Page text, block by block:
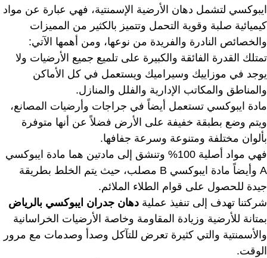
ايبوكسي لتشمل دهان الأرضية الإسمنتية، فهي عبارة عن مواد
كيميائية صلبة وقوية التحمل وتتميز بالكثير من المميزات
والخصائص النادرة والفريدة من نوعها، ومن أهمها الآتي:
تمتلك القدرة الفائقة والكبيرة على تلميع جميع الأرضيات ولا
يوجد في موزاييك وسيراميك ويستعمل في كل الأماكن
والمناطق والمكاتب الإدارية والفلل والمنازل.
مادة ايبوكسي تستعمل أيضاً في جراجات وأرضيات المصانع،
ويتم وضع بطبقة خفيفة على الأرض فضلاً عن أنها متوفرة
بألوان مختلفة ومتنوعة وسرعة جفافها.
فهي مواد أصلية 100% وتنشق إلى مادتين هما مادة ايبوكسي
A وأيضاً مادة ايبوكسي B مصلب، حيث يتم الخلط بطريقة
جيدة للحصول على قوام الطلاء الملائم.
شركتنا تهدف إلى تنفيذ عملية دهان جدران ايبوكسي بالرياض
بمتانة للأرضية وزيادة المقاومة وخاصة الأرضيات الخراسانية
والأسمنتية والتي كثيرة تعرض للتآكل وصدأ وصدمات مع مرور
الوقت.